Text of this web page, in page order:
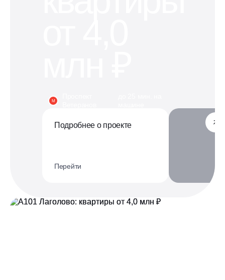
4 вида ипотечных программ
20+ банков онлайн
Написать нам
М
Подробнее о проекте
Перейти